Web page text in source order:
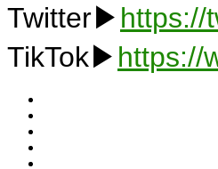
Twitter▶ https://
TikTok▶ https://